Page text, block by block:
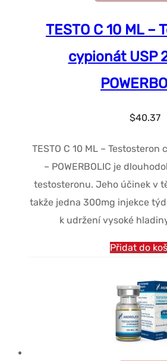
TESTO C 10 ML –
cypionát USP
$40.37
TESTO C 10 ML –
– POWERBOLIC je
testosteronu. Jeho účinek v
takže jedna 300mg injekce
k udržení vysoké
Přidat do